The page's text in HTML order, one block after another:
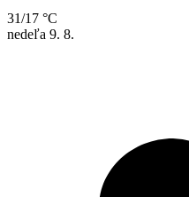
31/17 °C
nedeľa 9. 8.